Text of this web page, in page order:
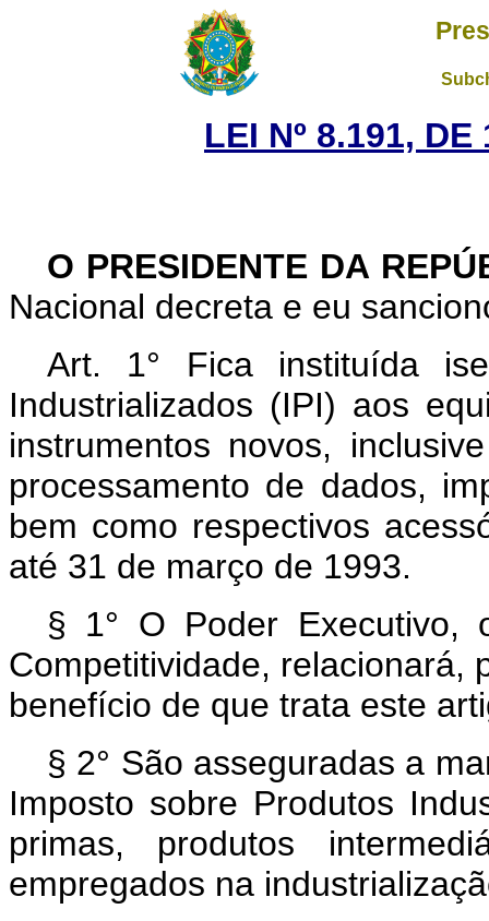
LEI Nº 8.191,
O PRESIDENTE DA
Nacional decreta e eu
Art. 1° Fica instituída
Industrializados (IPI) aos
instrumentos novos,
processamento de dados,
bem como respectivos
até 31 de março de 1993.
§ 1° O Poder Executivo,
Competitividade, relacionará,
benefício de que trata este
§ 2° São asseguradas a
Imposto sobre Produtos
primas, produtos
empregados na